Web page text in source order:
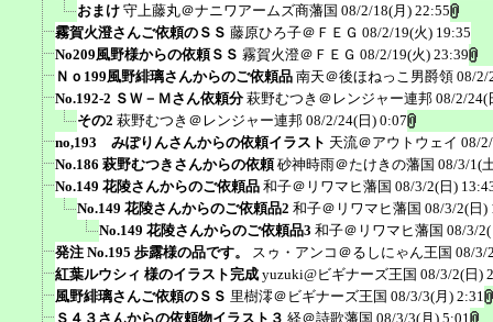
おまけ 守上藤丸＠ナニワアームズ商藩国 08/2/18(月) 22:55
霧賀火澄さんご依頼のＳＳ 藤原ひろ子＠ＦＥＧ 08/2/19(火) 19:35
No209風野様からの依頼ＳＳ 霧賀火澄＠ＦＥＧ 08/2/19(火) 23:39
Ｎｏ199風野緋璃さんからのご依頼品 南天＠後ほねっこ男爵領 08/2/
No.192-2 ＳＷ－Ｍさん依頼分 萩野むつき＠レンジャー連邦 08/2/24(
その2 萩野むつき＠レンジャー連邦 08/2/24(日) 0:07
no,193 みぽりんさんからの依頼イラスト 天流＠アウトウェイ 08/
No.186 萩野むつきさんからの依頼 砂神時雨＠たけきの藩国 08/3/1(
No.149 花陵さんからのご依頼品 和子＠リワマヒ藩国 08/3/2(日)
No.149 花陵さんからのご依頼品2 和子＠リワマヒ藩国 08/3/2(日)
No.149 花陵さんからのご依頼品3 和子＠リワマヒ藩国 08/3/
発注 No.195 歩露様の品です。
スゥ・アンコ＠るしにゃん王国 08/3/
紅葉ルウシィ 様のイラスト完成 yuzuki@ビギナーズ王国 08/3/2(日)
風野緋璃さんご依頼のＳＳ 里樹澪＠ビギナーズ王国 08/3/3(月) 2:31
Ｓ４３さんからの依頼物イラスト３ 経＠詩歌藩国 08/3/3(月) 5:01